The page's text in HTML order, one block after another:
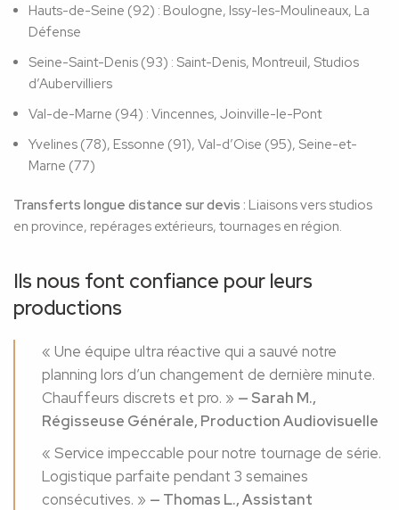
Hauts-de-Seine (92) : Boulogne, Issy-les-Moulineaux, La
Défense
Seine-Saint-Denis (93) : Saint-Denis, Montreuil, Studios
d’Aubervilliers
Val-de-Marne (94) : Vincennes, Joinville-le-Pont
Yvelines (78), Essonne (91), Val-d’Oise (95), Seine-et-
Marne (77)
Transferts longue distance sur devis : Liaisons vers studios
en province, repérages extérieurs, tournages en région.
Ils nous font confiance pour leurs
productions
« Une équipe ultra réactive qui a sauvé notre
planning lors d’un changement de dernière minute.
Chauffeurs discrets et pro. » — Sarah M.,
Régisseuse Générale, Production Audiovisuelle
« Service impeccable pour notre tournage de série.
Logistique parfaite pendant 3 semaines
consécutives. » — Thomas L., Assistant